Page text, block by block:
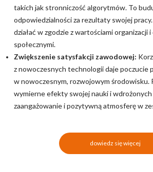
takich jak stronniczość algorytmów. To
odpowiedzialności za rezultaty swojej
działać w zgodzie z wartościami organizacji
społecznymi.
Zwiększenie satysfakcji zawodowej:
z nowoczesnych technologii daje poczucie
w nowoczesnym, rozwojowym środowisku.
wymierne efekty swojej nauki i
zaangażowanie i pozytywną atmosferę w
dowiedz się więcej